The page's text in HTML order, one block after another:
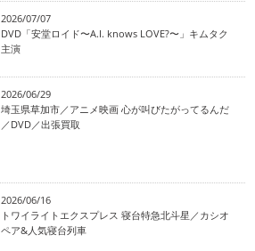
2026/07/07
DVD「安堂ロイド〜A.I. knows LOVE?〜」キムタク
主演
2026/06/29
埼玉県草加市／アニメ映画 心が叫びたがってるんだ
／DVD／出張買取
2026/06/16
トワイライトエクスプレス 寝台特急北斗星／カシオ
ペア&人気寝台列車